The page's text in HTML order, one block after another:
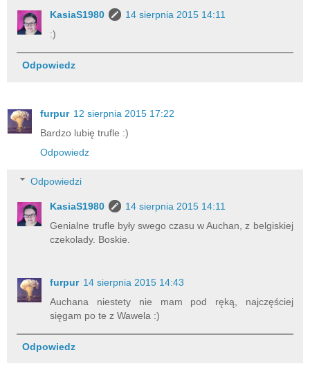
KasiaS1980
14 sierpnia 2015 14:11
:)
Odpowiedz
furpur 12 sierpnia 2015 17:22
Bardzo lubię trufle :)
Odpowiedz
Odpowiedzi
KasiaS1980
14 sierpnia 2015 14:11
Genialne trufle były swego czasu w Auchan, z belgiskiej
czekolady. Boskie.
furpur 14 sierpnia 2015 14:43
Auchana niestety nie mam pod ręką, najczęściej
sięgam po te z Wawela :)
Odpowiedz